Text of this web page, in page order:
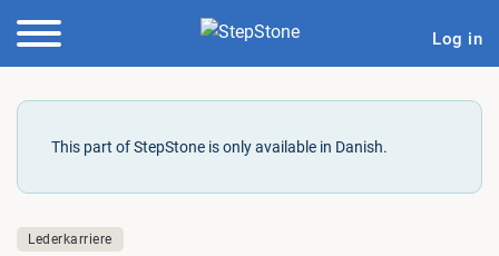
Log in
This part of StepStone is only available in Danish.
Lederkarriere